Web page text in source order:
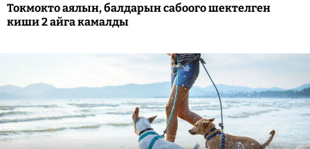
Токмокто аялын, балдарын сабоого шектелген
киши 2 айга камалды